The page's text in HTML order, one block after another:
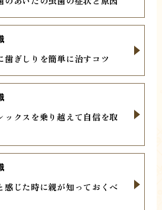
歯ぎしりを簡単に治すコツ
ックスを乗り越えて自信を取
感じた時に親が知っておくべ